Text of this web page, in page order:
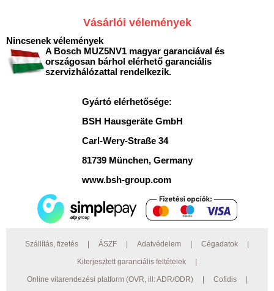
Vásárlói vélemények
Nincsenek vélemények
A Bosch MUZ5NV1 magyar garanciával és
országosan bárhol elérhető garanciális
szervizhálózattal rendelkezik.
Gyártó elérhetősége:
BSH Hausgeräte GmbH
Carl-Wery-Straße 34
81739 München, Germany
www.bsh-group.com
Szállítás, fizetés ÁSZF Adatvédelem Cégadatok
Kiterjesztett garanciális feltételek
Online vitarendezési platform (OVR, ill: ADR/ODR) Cofidis